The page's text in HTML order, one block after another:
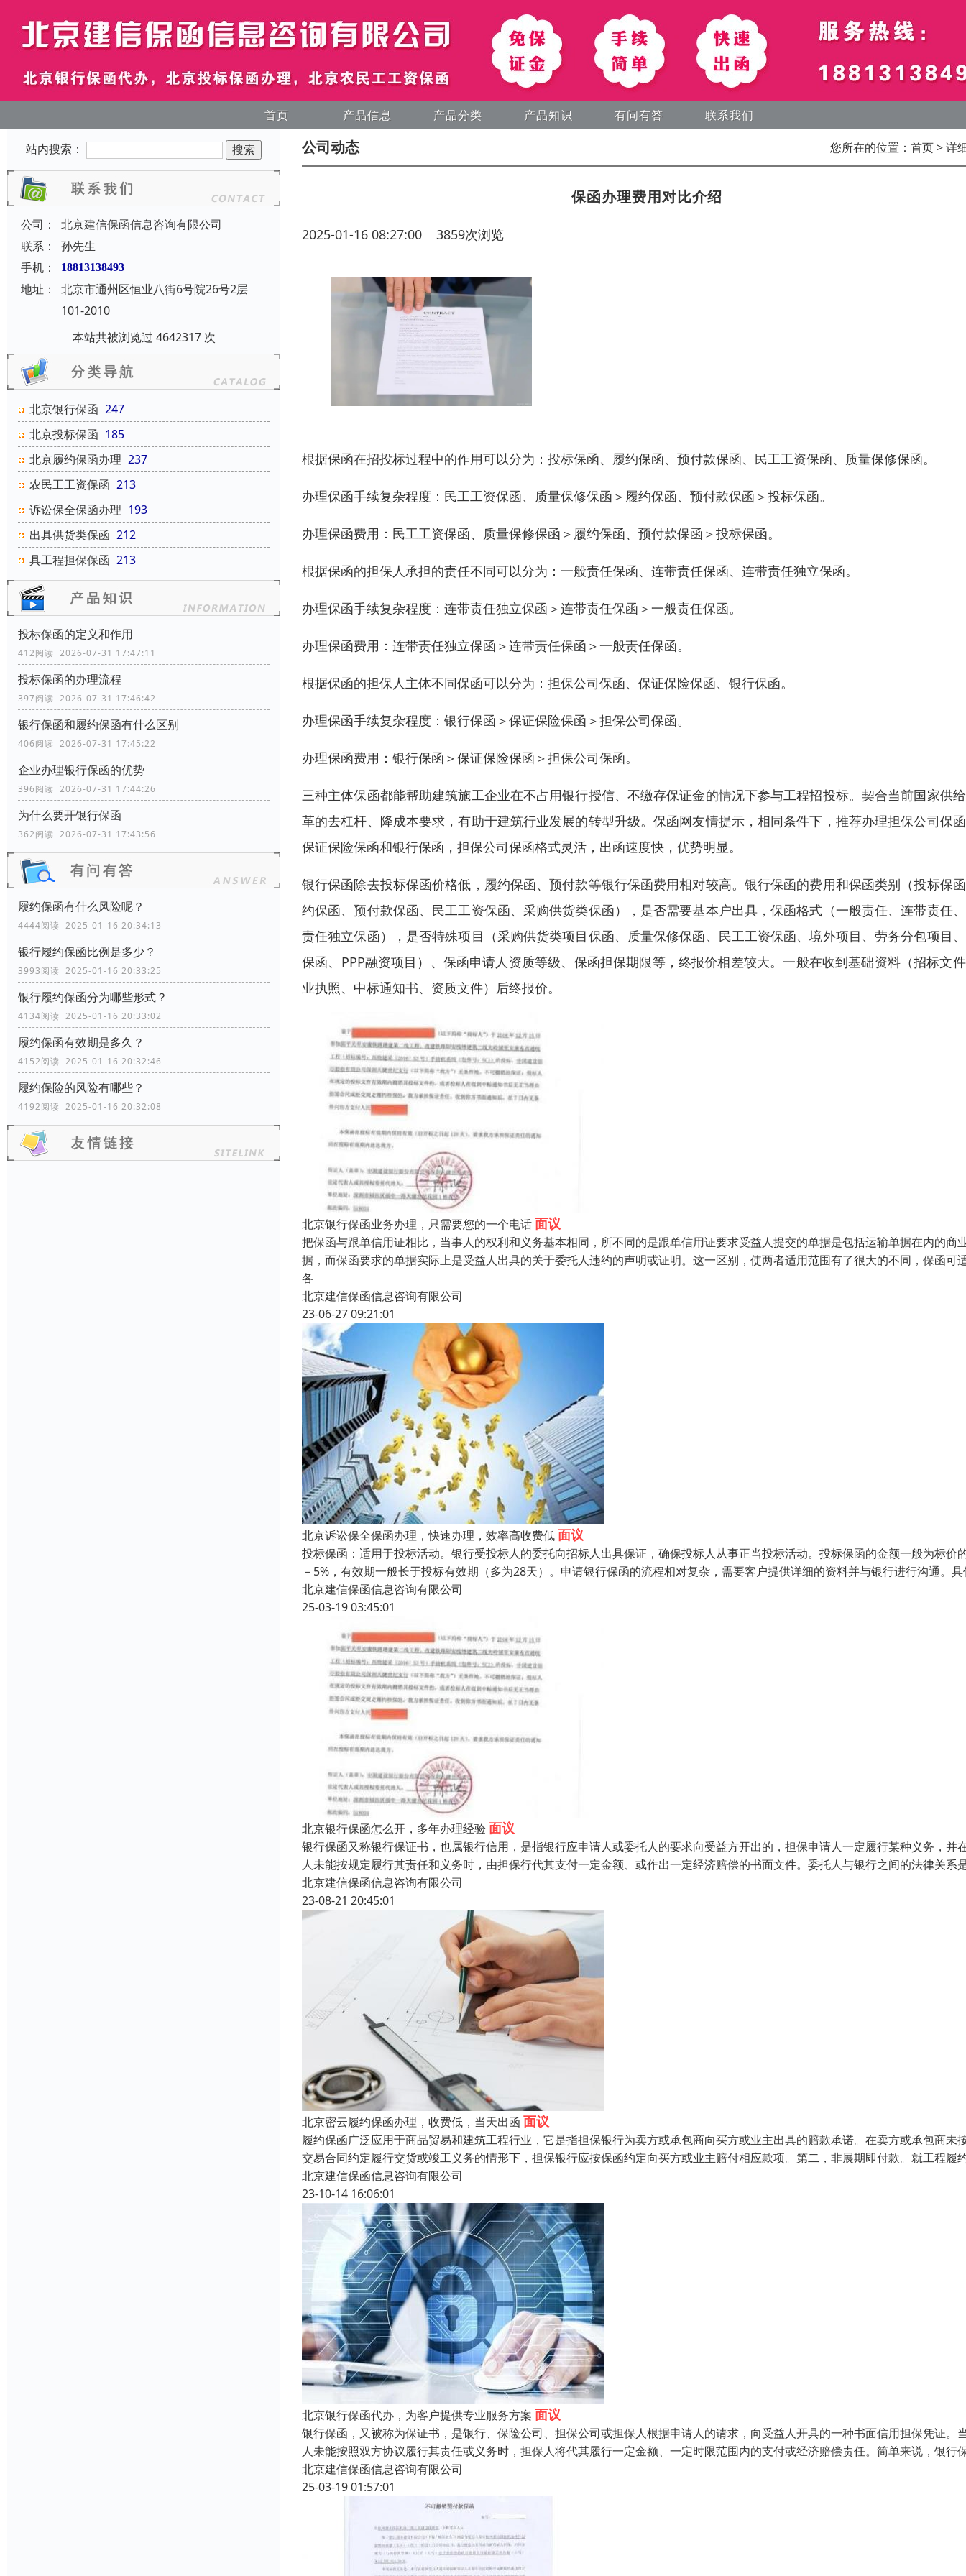
首页 产品信息 产品分类 产品知识 有问有答 联系我们
站内搜索：
公司：
北京建信保函信息咨询有限公司
联系：
孙先生
手机：
18813138493
地址：
北京市通州区恒业八街6号院26号2层
101-2010
本站共被浏览过 4642317 次
北京银行保函 247
北京投标保函 185
北京履约保函办理 237
农民工工资保函 213
诉讼保全保函办理 193
出具供货类保函 212
具工程担保保函 213
投标保函的定义和作用
412阅读 2026-07-31 17:47:11
投标保函的办理流程
397阅读 2026-07-31 17:46:42
银行保函和履约保函有什么区别
406阅读 2026-07-31 17:45:22
企业办理银行保函的优势
396阅读 2026-07-31 17:44:26
为什么要开银行保函
362阅读 2026-07-31 17:43:56
履约保函有什么风险呢？
4444阅读 2025-01-16 20:34:13
银行履约保函比例是多少？
3993阅读 2025-01-16 20:33:25
银行履约保函分为哪些形式？
4134阅读 2025-01-16 20:33:02
履约保函有效期是多久？
4152阅读 2025-01-16 20:32:46
履约保险的风险有哪些？
4192阅读 2025-01-16 20:32:08
公司动态 您所在的位置： 首页> 详
保函办理费用对比介绍
2025-01-16 08:27:00 3859次浏览
根据保函在招投标过程中的作用可以分为：投标保函、履约保函、预付款保函、民工工资保函、质量保修保函。
办理保函手续复杂程度：民工工资保函、质量保修保函＞履约保函、预付款保函＞投标保函。
办理保函费用：民工工资保函、质量保修保函＞履约保函、预付款保函＞投标保函。
根据保函的担保人承担的责任不同可以分为：一般责任保函、连带责任保函、连带责任独立保函。
办理保函手续复杂程度：连带责任独立保函＞连带责任保函＞一般责任保函。
办理保函费用：连带责任独立保函＞连带责任保函＞一般责任保函。
根据保函的担保人主体不同保函可以分为：担保公司保函、保证保险保函、银行保函。
办理保函手续复杂程度：银行保函＞保证保险保函＞担保公司保函。
办理保函费用：银行保函＞保证保险保函＞担保公司保函。
三种主体保函都能帮助建筑施工企业在不占用银行授信、不缴存保证金的情况下参与工程招投标。契合当前国家供
革的去杠杆、降成本要求，有助于建筑行业发展的转型升级。保函网友情提示，相同条件下，推荐办理担保公司保
保证保险保函和银行保函，担保公司保函格式灵活，出函速度快，优势明显。
银行保函除去投标保函价格低，履约保函、预付款等银行保函费用相对较高。银行保函的费用和保函类别（投标保
约保函、预付款保函、民工工资保函、采购供货类保函），是否需要基本户出具，保函格式（一般责任、连带责任
责任独立保函），是否特殊项目（采购供货类项目保函、质量保修保函、民工工资保函、境外项目、劳务分包项目
保函、PPP融资项目）、保函申请人资质等级、保函担保期限等，终报价相差较大。一般在收到基础资料（招标文
业执照、中标通知书、资质文件）后终报价。
北京银行保函业务办理，只需要您的一个电话面议
把保函与跟单信用证相比，当事人的权利和义务基本相同，所不同的是跟单信用证要求受益人提交的单据是包括运输单据在内的商
据，而保函要求的单据实际上是受益人出具的关于委托人违约的声明或证明。这一区别，使两者适用范围有了很大的不同，保函可
各
北京建信保函信息咨询有限公司
23-06-27 09:21:01
北京诉讼保全保函办理，快速办理，效率高收费低面议
投标保函：适用于投标活动。银行受投标人的委托向招标人出具保证，确保投标人从事正当投标活动。投标保函的金额一般为标价
－5%，有效期一般长于投标有效期（多为28天）。申请银行保函的流程相对复杂，需要客户提供详细的资料并与银行进行沟通。具
北京建信保函信息咨询有限公司
25-03-19 03:45:01
北京银行保函怎么开，多年办理经验 面议
银行保函又称银行保证书，也属银行信用，是指银行应申请人或委托人的要求向受益方开出的，担保申请人一定履行某种义务，并
人未能按规定履行其责任和义务时，由担保行代其支付一定金额、或作出一定经济赔偿的书面文件。委托人与银行之间的法律关系
北京建信保函信息咨询有限公司
23-08-21 20:45:01
北京密云履约保函办理，收费低，当天出函 面议
履约保函广泛应用于商品贸易和建筑工程行业，它是指担保银行为卖方或承包商向买方或业主出具的赔款承诺。在卖方或承包商未
交易合同约定履行交货或竣工义务的情形下，担保银行应按保函约定向买方或业主赔付相应款项。第二，非展期即付款。就工程履
北京建信保函信息咨询有限公司
23-10-14 16:06:01
北京银行保函代办，为客户提供专业服务方案 面议
银行保函，又被称为保证书，是银行、保险公司、担保公司或担保人根据申请人的请求，向受益人开具的一种书面信用担保凭证。
人未能按照双方协议履行其责任或义务时，担保人将代其履行一定金额、一定时限范围内的支付或经济赔偿责任。简单来说，银行
北京建信保函信息咨询有限公司
25-03-19 01:57:01